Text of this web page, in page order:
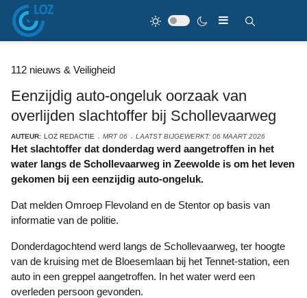
112 nieuws & Veiligheid
Eenzijdig auto-ongeluk oorzaak van
overlijden slachtoffer bij Schollevaarweg
AUTEUR: LOZ REDACTIE MRT 06 LAATST BIJGEWERKT: 06 MAART 2026
Het slachtoffer dat donderdag werd aangetroffen in het
water langs de Schollevaarweg in Zeewolde is om het leven
gekomen bij een eenzijdig auto-ongeluk.
Dat melden Omroep Flevoland en de Stentor op basis van
informatie van de politie.
Donderdagochtend werd langs de Schollevaarweg, ter hoogte
van de kruising met de Bloesemlaan bij het Tennet-station, een
auto in een greppel aangetroffen. In het water werd een
overleden persoon gevonden.